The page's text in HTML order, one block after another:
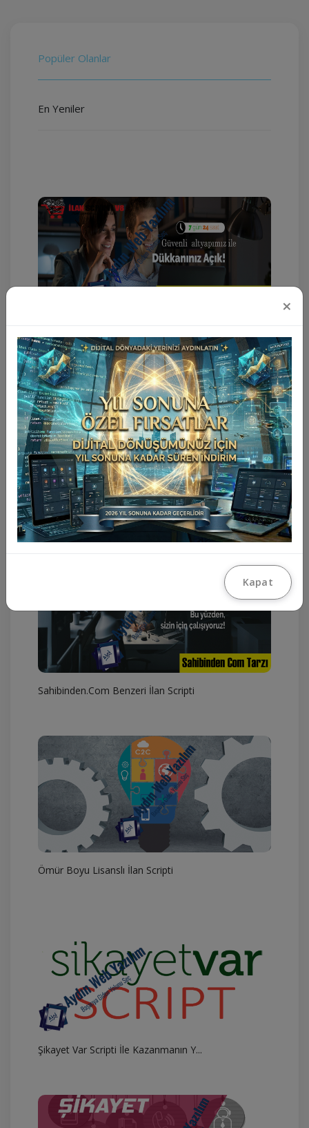
Popüler Olanlar
En Yeniler
Sahibinden.Com Script
Sahibinden.Com Benzeri İlan Scripti
Ömür Boyu Lisanslı İlan Scripti
Şikayet Var Scripti İle Kazanmanın Y...
×
Kapat